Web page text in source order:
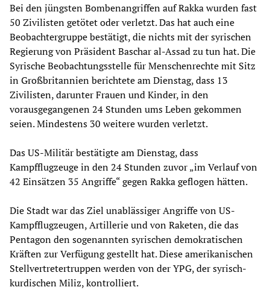
Bei den jüngsten Bombenangriffen auf Rakka wurden fast
50 Zivilisten getötet oder verletzt. Das hat auch eine
Beobachtergruppe bestätigt, die nichts mit der syrischen
Regierung von Präsident Baschar al-Assad zu tun hat. Die
Syrische Beobachtungsstelle für Menschenrechte mit Sitz
in Großbritannien berichtete am Dienstag, dass 13
Zivilisten, darunter Frauen und Kinder, in den
vorausgegangenen 24 Stunden ums Leben gekommen
seien. Mindestens 30 weitere wurden verletzt.
Das US-Militär bestätigte am Dienstag, dass
Kampfflugzeuge in den 24 Stunden zuvor „im Verlauf von
42 Einsätzen 35 Angriffe“ gegen Rakka geflogen hätten.
Die Stadt war das Ziel unablässiger Angriffe von US-
Kampfflugzeugen, Artillerie und von Raketen, die das
Pentagon den sogenannten syrischen demokratischen
Kräften zur Verfügung gestellt hat. Diese amerikanischen
Stellvertretertruppen werden von der YPG, der syrisch-
kurdischen Miliz, kontrolliert.